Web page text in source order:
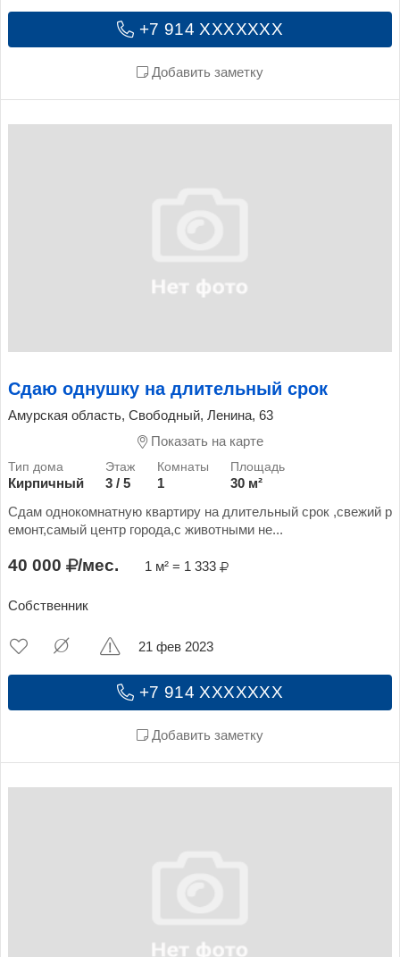
+7 914 XXXXXXX
Добавить заметку
Сдаю однушку на длительный срок
Амурская область, Свободный, Ленина, 63
Показать на карте
Кирпичный 3 / 5 1
30 м²
Сдам однокомнатную квартиру на длительный срок ,свежий р
емонт,самый центр города,с животными не...
40 000 /мес. 1 м² = 1 333
Собственник
+7 914 XXXXXXX
Добавить заметку
21 фев 2023